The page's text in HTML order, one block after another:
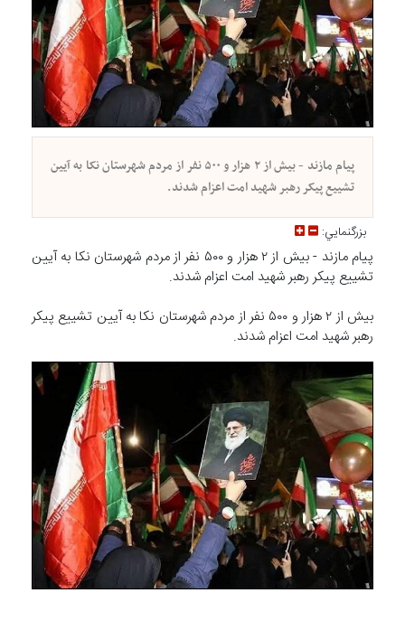
پیام مازند - بیش از ۲ هزار و ۵۰۰ نفر از مردم شهرستان نکا به آیین
تشییع پیکر رهبر شهید امت اعزام شدند.
بزرگنمايي:
پیام مازند - بیش از ۲ هزار و ۵۰۰ نفر از مردم شهرستان نکا به آیین
تشییع پیکر رهبر شهید امت اعزام شدند.
بیش از ۲ هزار و ۵۰۰ نفر از مردم شهرستان نکا به آیین تشییع پیکر
رهبر شهید امت اعزام شدند.